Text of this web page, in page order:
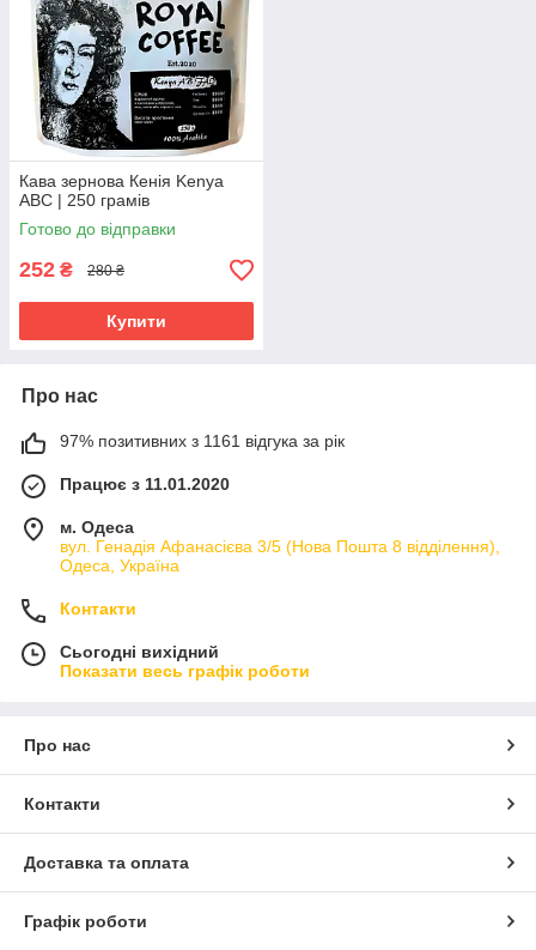
Кава зернова Кенія Kenya
ABC | 250 грамів
Готово до відправки
252 ₴ 280 ₴
Купити
Про нас
97% позитивних з 1161 відгука за рік
Працює з 11.01.2020
м. Одеса
вул. Генадія Афанасієва 3/5 (Нова Пошта 8 відділення),
Одеса, Україна
Контакти
Сьогодні вихідний
Показати весь графік роботи
Про нас
Контакти
Доставка та оплата
Графік роботи